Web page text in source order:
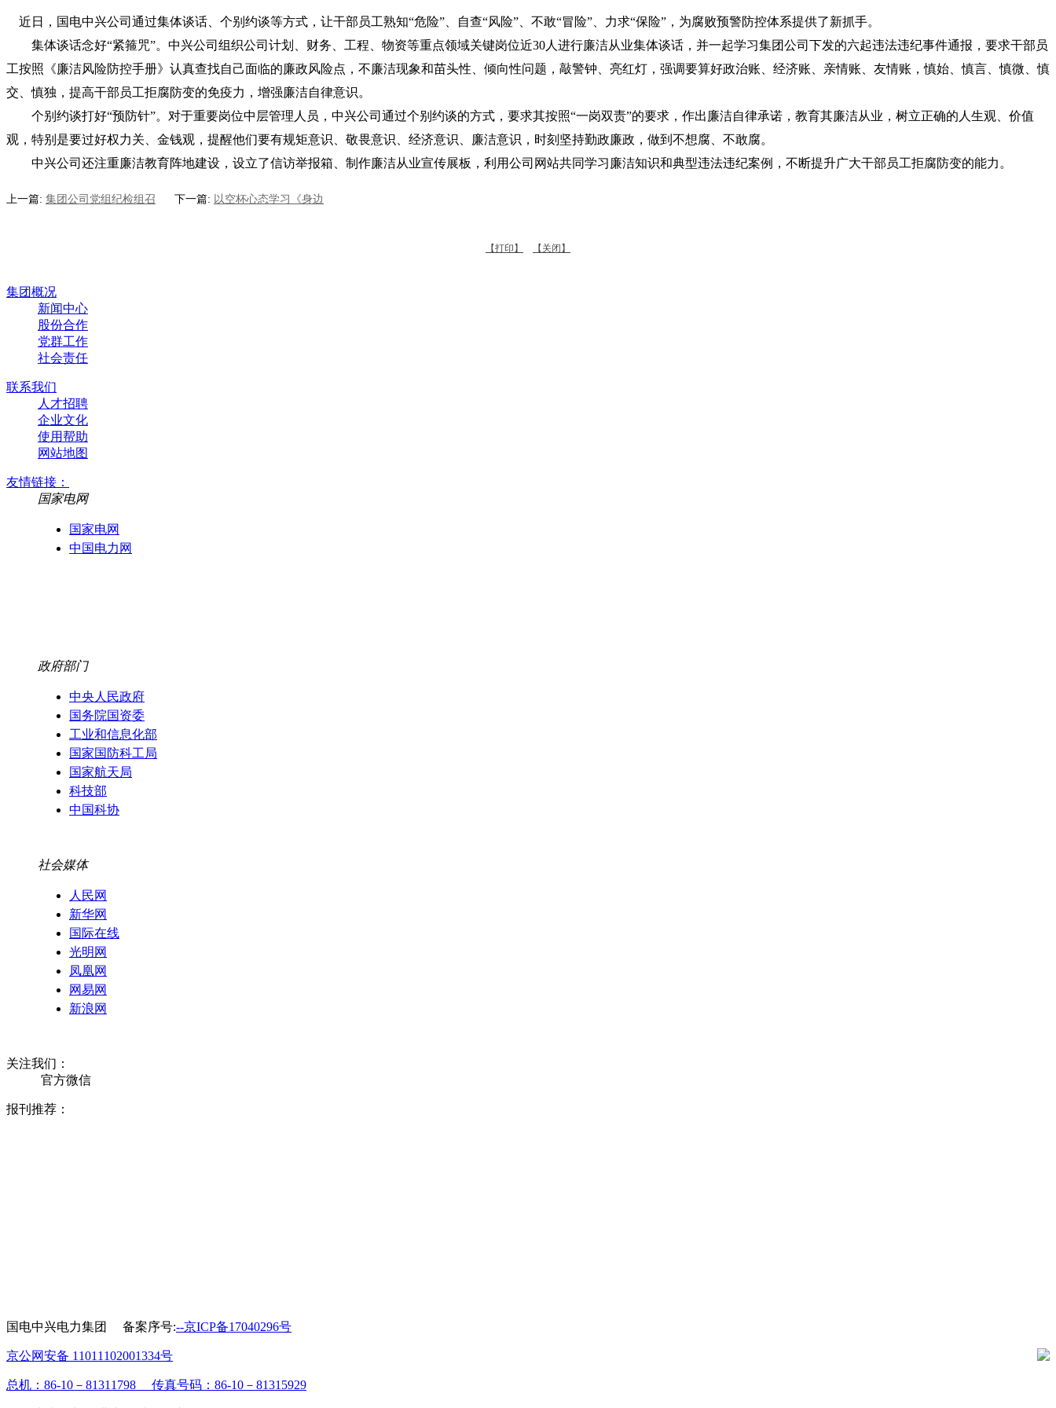
近日，国电中兴公司通过集体谈话、个别约谈等方式，让干部员工熟知“危险”、自查“风险”、不敢“冒险”、力求“保险”，为腐败预警防控体系提供了新抓手。
集体谈话念好“紧箍咒”。中兴公司组织公司计划、财务、工程、物资等重点领域关键岗位近30人进行廉洁从业集体谈话，并一起学习集团公司下发的六起违法违纪事件通报，要求干部员
工按照《廉洁风险防控手册》认真查找自己面临的廉政风险点，不廉洁现象和苗头性、倾向性问题，敲警钟、亮红灯，强调要算好政治账、经济账、亲情账、友情账，慎始、慎言、慎微、慎
交、慎独，提高干部员工拒腐防变的免疫力，增强廉洁自律意识。
个别约谈打好“预防针”。对于重要岗位中层管理人员，中兴公司通过个别约谈的方式，要求其按照“一岗双责”的要求，作出廉洁自律承诺，教育其廉洁从业，树立正确的人生观、价值
观，特别是要过好权力关、金钱观，提醒他们要有规矩意识、敬畏意识、经济意识、廉洁意识，时刻坚持勤政廉政，做到不想腐、不敢腐。
中兴公司还注重廉洁教育阵地建设，设立了信访举报箱、制作廉洁从业宣传展板，利用公司网站共同学习廉洁知识和典型违法违纪案例，不断提升广大干部员工拒腐防变的能力。
上一篇: 集团公司党组纪检组召 下一篇: 以空杯心态学习《身边
【打印】 【关闭】
集团概况
新闻中心
股份合作
党群工作
社会责任
联系我们
人才招聘
企业文化
使用帮助
网站地图
友情链接：
国家电网
国家电网
中国电力网
政府部门
中央人民政府
国务院国资委
工业和信息化部
国家国防科工局
国家航天局
科技部
中国科协
社会媒体
人民网
新华网
国际在线
光明网
凤凰网
网易网
新浪网
关注我们：
官方微信
报刊推荐：
国电中兴电力集团 备案序号:--京ICP备17040296号
京公网安备 11011102001334号
总机：86-10－81311798 传真号码：86-10－81315929